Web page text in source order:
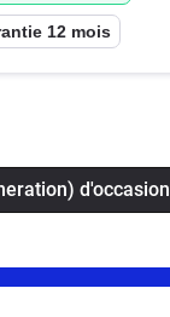
12 mois
d'occasion